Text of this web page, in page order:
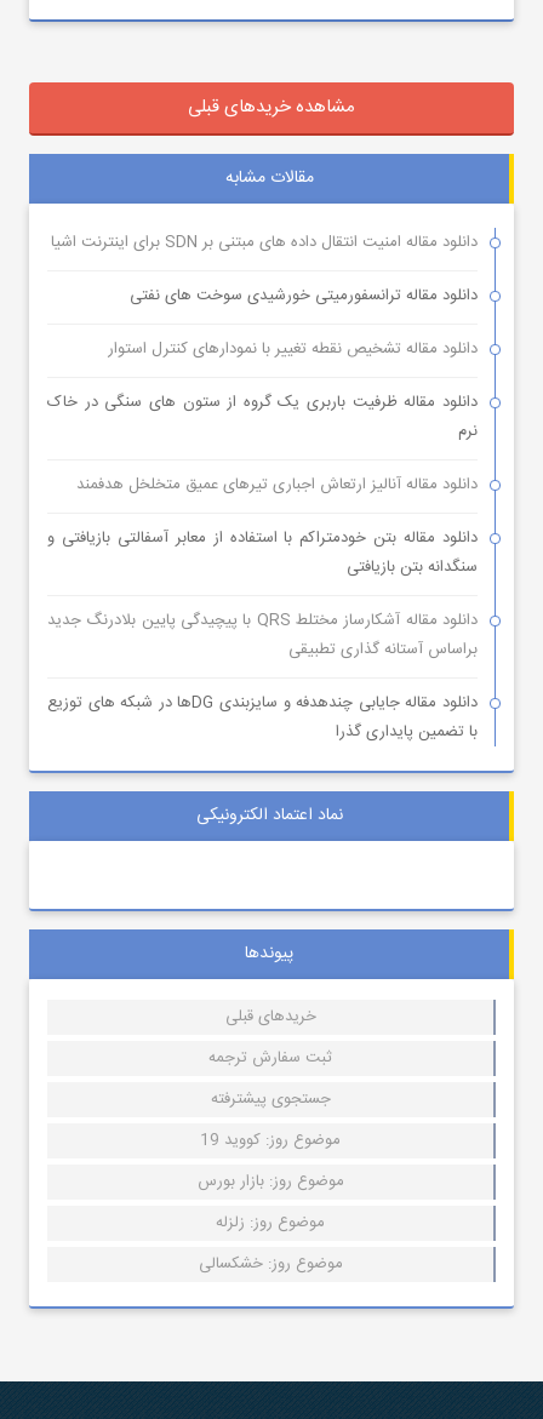
مشاهده خریدهای قبلی
مقالات مشابه
دانلود مقاله امنیت انتقال داده های مبتنی بر SDN برای اینترنت اشیا
دانلود مقاله ترانسفورمیتی خورشیدی سوخت های نفتی
دانلود مقاله تشخیص نقطه تغییر با نمودارهای کنترل استوار
دانلود مقاله ظرفیت باربری یک گروه از ستون های سنگی در خاک
نرم
دانلود مقاله آنالیز ارتعاش اجباری تیرهای عمیق متخلخل هدفمند
دانلود مقاله بتن خودمتراکم با استفاده از معابر آسفالتی بازیافتی و
سنگدانه بتن بازیافتی
دانلود مقاله آشکارساز مختلط QRS با پیچیدگی پایین بلادرنگ جدید
براساس آستانه گذاری تطبیقی
دانلود مقاله جایابی چندهدفه و سایزبندی DGها در شبکه های توزیع
با تضمین پایداری گذرا
نماد اعتماد الکترونیکی
پیوندها
خریدهای قبلی
ثبت سفارش ترجمه
جستجوی پیشترفته
موضوع روز: کووید 19
موضوع روز: بازار بورس
موضوع روز: زلزله
موضوع روز: خشکسالی